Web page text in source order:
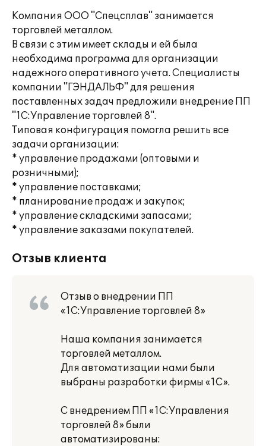
Компания ООО "Спецсплав" занимается
торговлей металлом.
В связи с этим имеет склады и ей была
необходима программа для организации
надежного оперативного учета. Специалисты
компании "ГЭНДАЛЬФ" для решения
поставленных задач предложили внедрение ПП
"1С:Управление торговлей 8".
Типовая конфигурация помогла решить все
задачи организации:
* управление продажами (оптовыми и
розничными);
* управление поставками;
* планирование продаж и закупок;
* управление складскими запасами;
* управление заказами покупателей.
Отзыв клиента
Отзыв о внедрении ПП
«1С:Управление торговлей 8»
Наша компания занимается
торговлей металлом.
Для автоматизации нами были
выбраны разработки фирмы «1С».
С внедрением ПП «1С:Управления
торговлей 8» были
автоматизированы: